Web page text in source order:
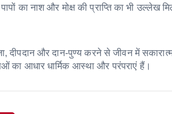
का नाश और मोक्ष की प्राप्ति का भी उल्लेख
दीपदान और दान-पुण्य करने से जीवन में
का आधार धार्मिक आस्था और परंपराएं हैं।